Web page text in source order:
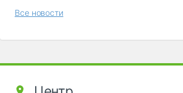
Все новости